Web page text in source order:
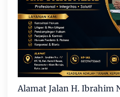
Alamat Jalan H. Ibrahim